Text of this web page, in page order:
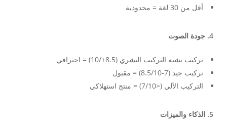
أقل من 30 لغة = محدودية
4. جودة الصوت
تركيب يشبه التركيب البشري (8.5+/10) = احترافي
تركيب جيد (7-8.5/10) = مقبول
التركيب الآلي (<7/10) = منتج استهلاكي
5. الذكاء والميزات